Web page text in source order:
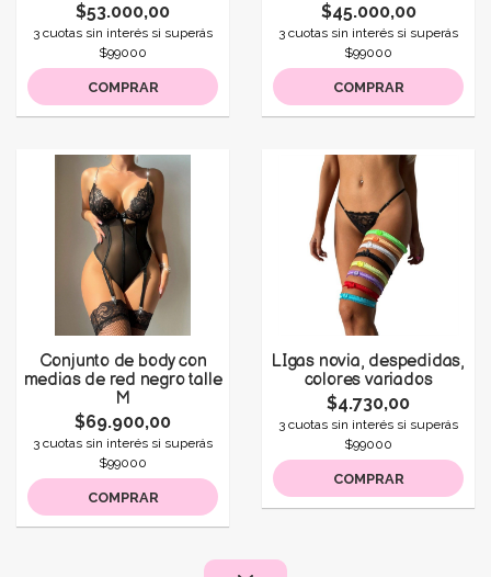
$53.000,00
3 cuotas sin interés si superás
$99000
COMPRAR
$45.000,00
3 cuotas sin interés si superás
$99000
COMPRAR
Conjunto de body con
medias de red negro talle
M
$69.900,00
3 cuotas sin interés si superás
$99000
COMPRAR
LIgas novia, despedidas,
colores variados
$4.730,00
3 cuotas sin interés si superás
$99000
COMPRAR